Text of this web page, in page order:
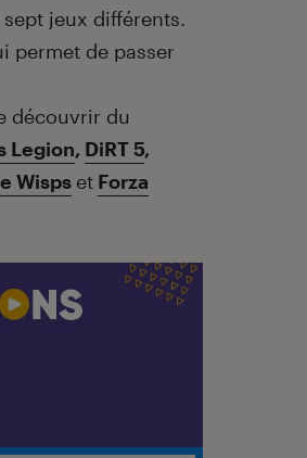
jeux différents.
permet de passer
découvrir du
Legion, DiRT 5,
Wisps et Forza